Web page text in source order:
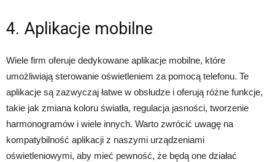
4. Aplikacje mobilne
Wiele firm oferuje dedykowane aplikacje mobilne, które
umożliwiają sterowanie oświetleniem za pomocą telefonu. Te
aplikacje są zazwyczaj łatwe w obsłudze i oferują różne funkcje,
takie jak zmiana koloru światła, regulacja jasności, tworzenie
harmonogramów i wiele innych. Warto zwrócić uwagę na
kompatybilność aplikacji z naszymi urządzeniami
oświetleniowymi, aby mieć pewność, że będą one działać